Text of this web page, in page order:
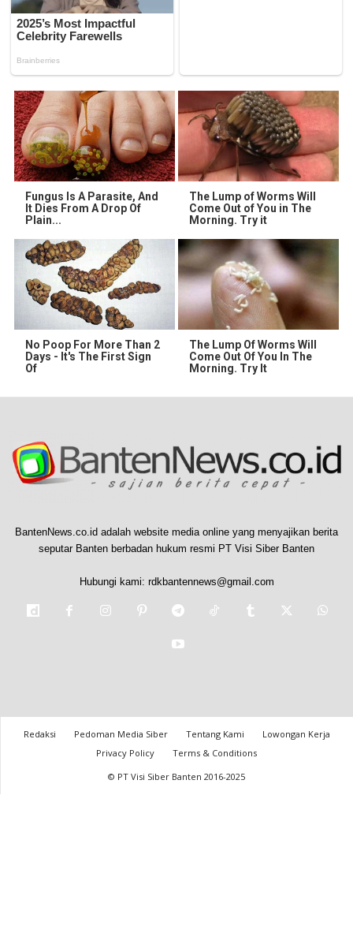
Fungus Is A Parasite, And
It Dies From A Drop Of
Plain...
The Lump of Worms Will
Come Out of You in The
Morning. Try it
No Poop For More Than 2
Days - It's The First Sign
Of
The Lump Of Worms Will
Come Out Of You In The
Morning. Try It
BantenNews.co.id adalah website media online yang menyajikan berita
seputar Banten berbadan hukum resmi PT Visi Siber Banten
Hubungi kami: rdkbantennews@gmail.com
Redaksi Pedoman Media Siber Tentang Kami
Lowongan Kerja
Privacy Policy
Terms & Conditions
© PT Visi Siber Banten 2016-2025